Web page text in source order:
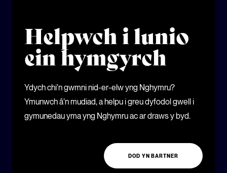
Helpwch i lunio
ein hymgyrch
Ydych chi’n gwmni nid-er-elw yng Nghymru?
Ymunwch â’n mudiad, a helpu i greu dyfodol gwell i
gymunedau yma yng Nghymru ac ar draws y byd.
DOD YN BARTNER